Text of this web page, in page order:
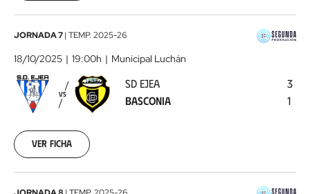
SD
Ejea
-
Basconia2025-
10-
JORNADA 7| TEMP. 2025-26
18/10/2025 19:00h Municipal Luchán
VS
SD EJEA
BASCONIA
3
1
Ver ficha